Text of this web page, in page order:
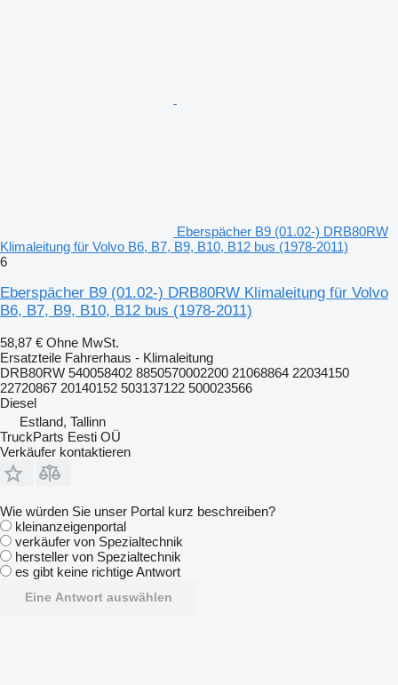
Eberspächer B9 (01.02-) DRB80RW
Klimaleitung für Volvo B6, B7, B9, B10, B12 bus (1978-2011)
6
Eberspächer B9 (01.02-) DRB80RW Klimaleitung für Volvo
B6, B7, B9, B10, B12 bus (1978-2011)
58,87 € Ohne MwSt.
Ersatzteile Fahrerhaus - Klimaleitung
DRB80RW 540058402 8850570002200 21068864 22034150
22720867 20140152 503137122 500023566
Diesel
Estland, Tallinn
TruckParts Eesti OÜ
Verkäufer kontaktieren
Wie würden Sie unser Portal kurz beschreiben?
kleinanzeigenportal
verkäufer von Spezialtechnik
hersteller von Spezialtechnik
es gibt keine richtige Antwort
Eine Antwort auswählen